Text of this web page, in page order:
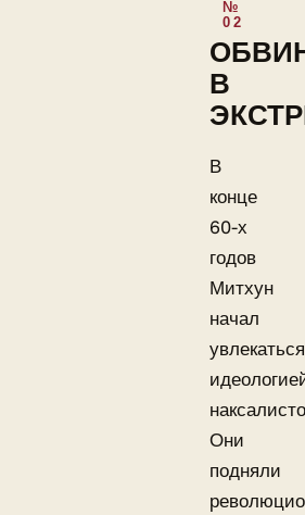
В
В
конце
60-х
годов
Митхун
начал
увлекаться
Они
подняли